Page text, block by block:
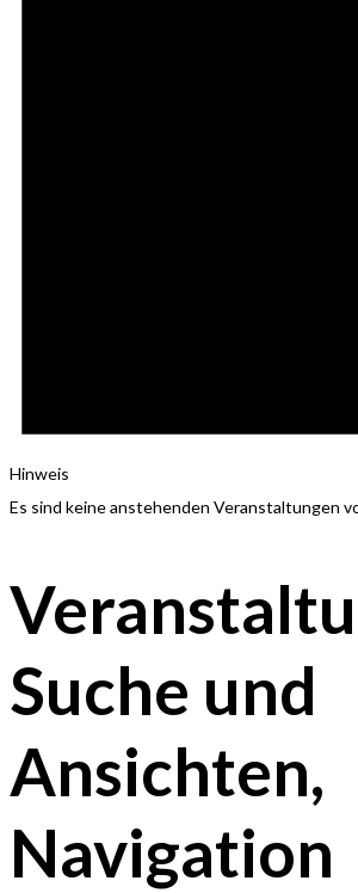
Hinweis
Es sind keine anstehenden Veranstaltungen
Suche und
Ansichten,
Navigation